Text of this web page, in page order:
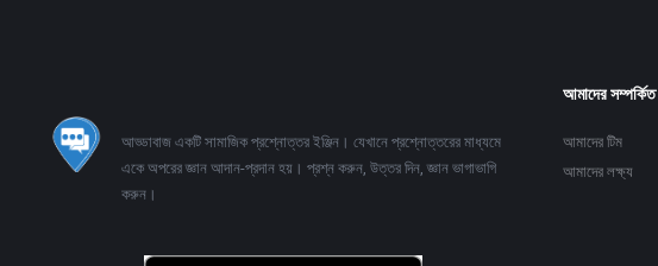
আড্ডাবাজ একটি সামাজিক প্রশ্নোত্তর ইঞ্জিন। যেখানে প্রশ্নোত্তরের মাধ্যমে
একে অপরের জ্ঞান আদান-প্রদান হয়। প্রশ্ন করুন, উত্তর দিন, জ্ঞান ভাগাভাগি
করুন।
আমাদের সম্পর্কিত
আমাদের টিম
আমাদের লক্ষ্য